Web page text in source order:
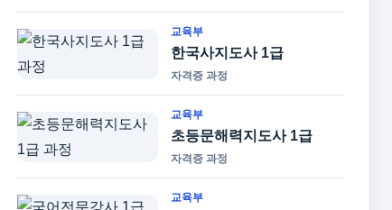
교육부
한국사지도사 1급
자격증 과정
교육부
초등문해력지도사 1급
자격증 과정
교육부